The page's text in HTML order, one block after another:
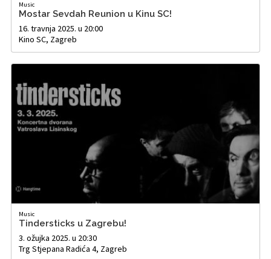
Music
Mostar Sevdah Reunion u Kinu SC!
16. travnja 2025. u 20:00
Kino SC, Zagreb
Music
Tindersticks u Zagrebu!
3. ožujka 2025. u 20:30
Trg Stjepana Radića 4, Zagreb